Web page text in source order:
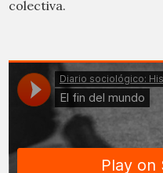
colectiva.